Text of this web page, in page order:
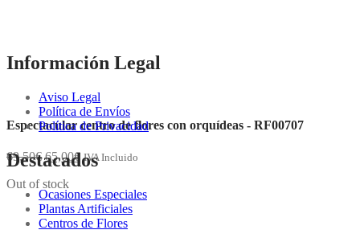
Espectacular centro de flores con orquídeas - RF00707
69,50€ 65,00€ IVA Incluido
Out of stock
Información Legal
Aviso Legal
Política de Envíos
Política de Privacidad
Destacados
Ocasiones Especiales
Plantas Artificiales
Centros de Flores